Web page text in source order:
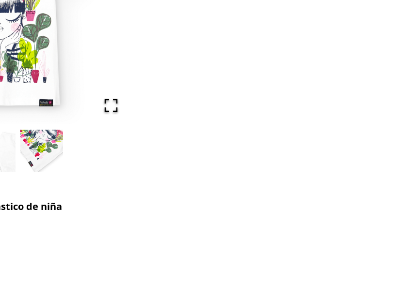
de niña